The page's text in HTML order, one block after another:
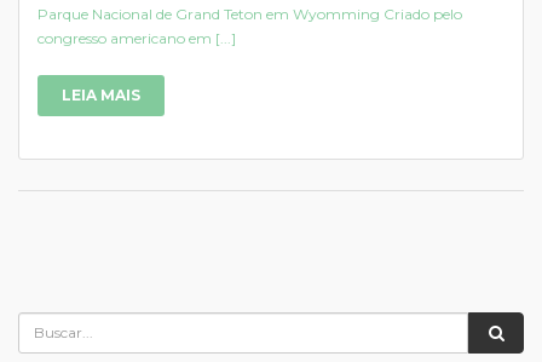
Parque Nacional de Grand Teton em Wyomming Criado pelo
congresso americano em [...]
LEIA MAIS